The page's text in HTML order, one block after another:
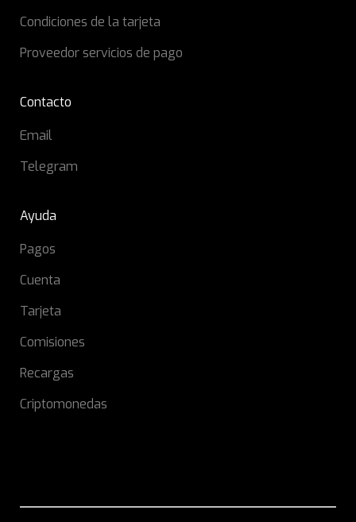
Condiciones de la tarjeta
Proveedor servicios de pago
Contacto
Email
Telegram
Ayuda
Pagos
Cuenta
Tarjeta
Comisiones
Recargas
Criptomonedas